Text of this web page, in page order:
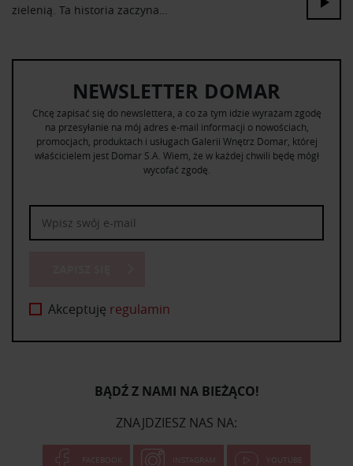
zielenią. Ta historia zaczyna…
NEWSLETTER DOMAR
Chcę zapisać się do newslettera, a co za tym idzie wyrażam zgodę
na przesyłanie na mój adres e-mail informacji o nowościach,
promocjach, produktach i usługach Galerii Wnętrz Domar, której
właścicielem jest Domar S.A. Wiem, że w każdej chwili będę mógł
wycofać zgodę.
Akceptuję regulamin
BĄDŹ Z NAMI NA BIEŻĄCO!
ZNAJDZIESZ NAS NA:
FACEBOOK INSTAGRAM YOUTUBE